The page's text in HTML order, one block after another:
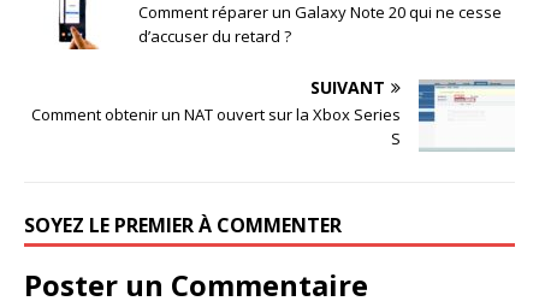
Comment réparer un Galaxy Note 20 qui ne cesse
d’accuser du retard ?
SUIVANT
Comment obtenir un NAT ouvert sur la Xbox Series
S
SOYEZ LE PREMIER À COMMENTER
Poster un Commentaire